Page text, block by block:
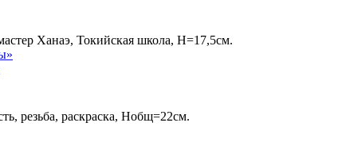
Ханаэ, Токийская школа, Н=17,5см.
резьба, раскраска, Нобщ=22см.